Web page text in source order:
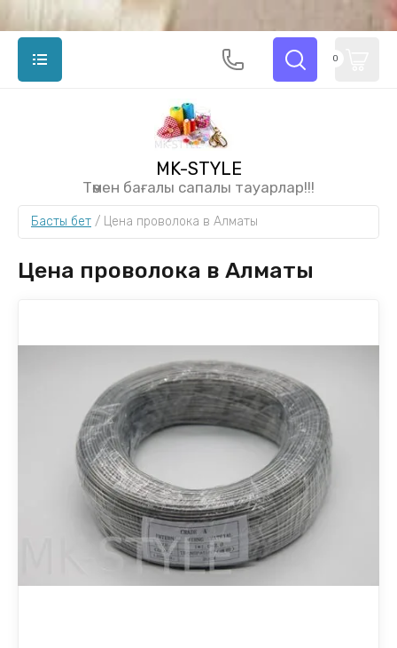
MK-STYLE
Төмен бағалы сапалы тауарлар!!!
0
Басты бет / Цена проволока в Алматы
Цена проволока в Алматы